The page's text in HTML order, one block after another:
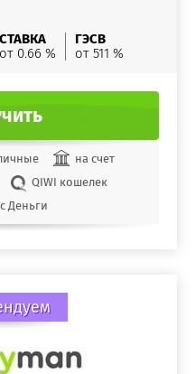
СТАВКА
от 0.66 %
ГЭСВ
от 511 %
на счет
QIWI кошелек
Деньги